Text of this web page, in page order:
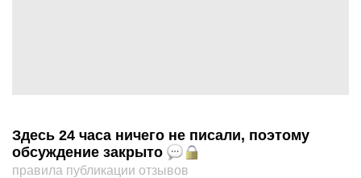
Здесь 24 часа ничего не писали, поэтому
обсуждение закрыто
правила публикации отзывов